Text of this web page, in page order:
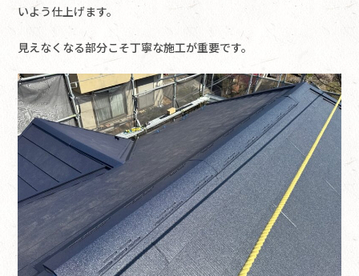
いよう仕上げます。
見えなくなる部分こそ丁寧な施工が重要です。